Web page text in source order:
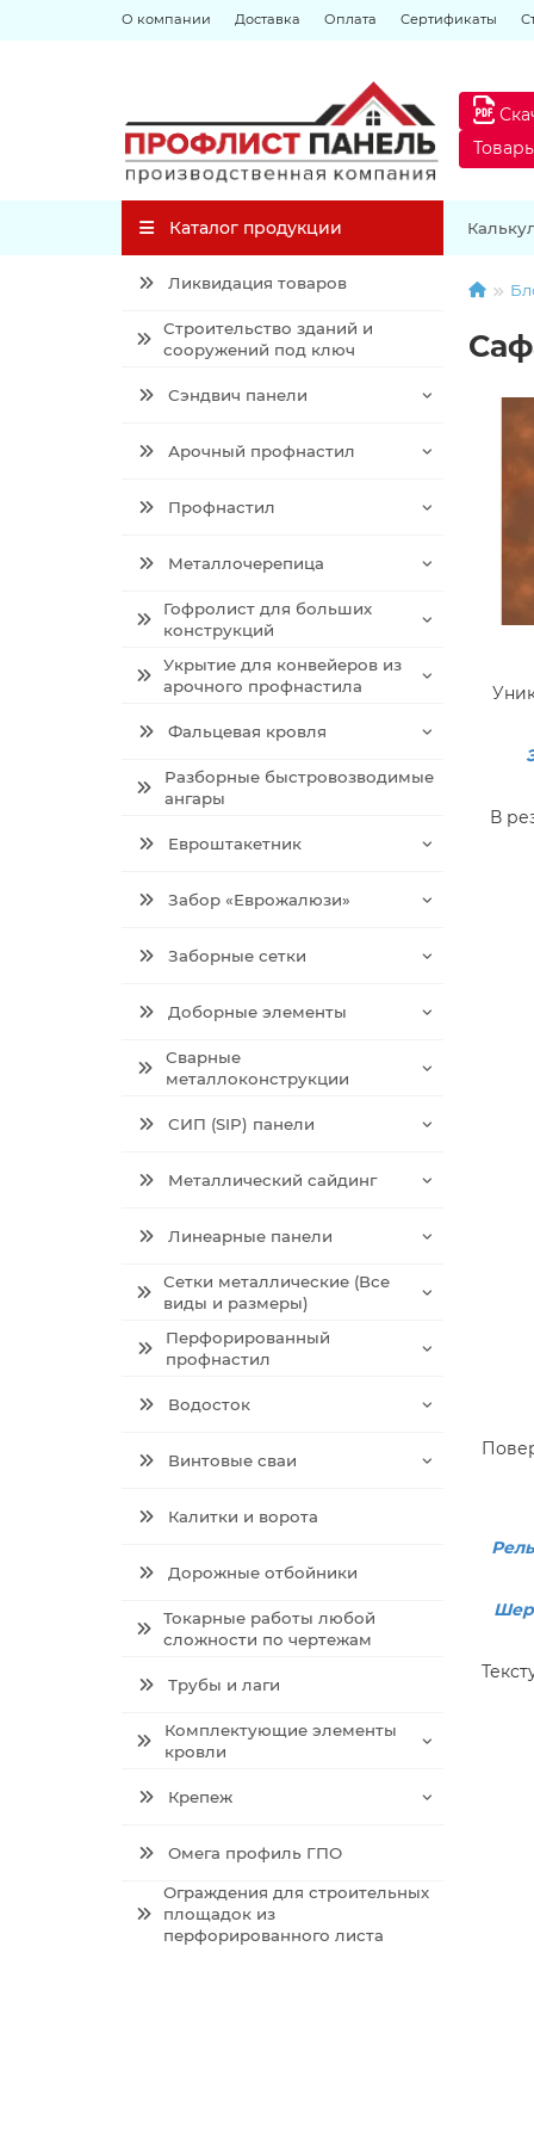
О компании Доставка Оплата Сертификаты
Каталог продукции
Ликвидация товаров
Строительство зданий и
сооружений под ключ
Сэндвич панели
Арочный профнастил
Профнастил
Металлочерепица
Гофролист для больших
конструкций
Укрытие для конвейеров из
арочного профнастила
Фальцевая кровля
Разборные быстровозводимые
ангары
Евроштакетник
Забор «Еврожалюзи»
Заборные сетки
Доборные элементы
Сварные
металлоконструкции
СИП (SIP) панели
Металлический сайдинг
Линеарные панели
Сетки металлические (Все
виды и размеры)
Перфорированный
профнастил
Водосток
Винтовые сваи
Калитки и ворота
Дорожные отбойники
Токарные работы любой
сложности по чертежам
Трубы и лаги
Комплектующие элементы
кровли
Крепеж
Омега профиль ГПО
Ограждения для строительных
площадок из
перфорированного листа
В